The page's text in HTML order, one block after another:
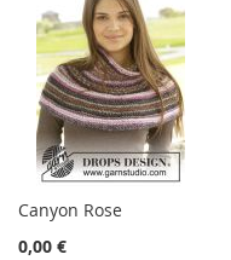
Canyon Rose
0,00 €